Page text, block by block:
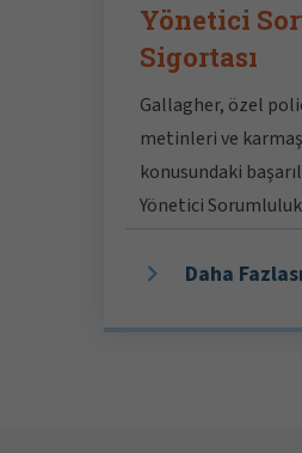
Yönetici
Sigortası
Gallagher, özel
metinleri ve
konusundaki
Yönetici
liderlerinden biridir.
Daha